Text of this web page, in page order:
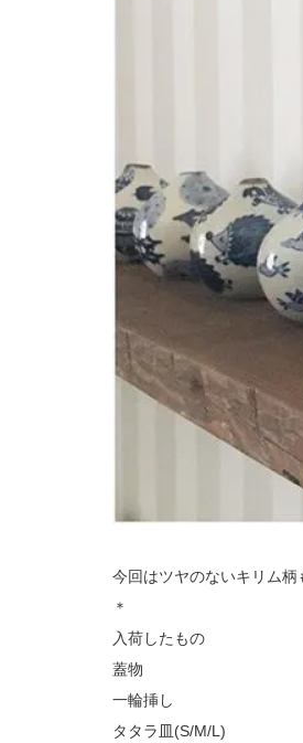
今回はツヤのないキリム柄
＊
入荷したもの
蓋物
一輪挿し
タタラ皿(S/M/L)